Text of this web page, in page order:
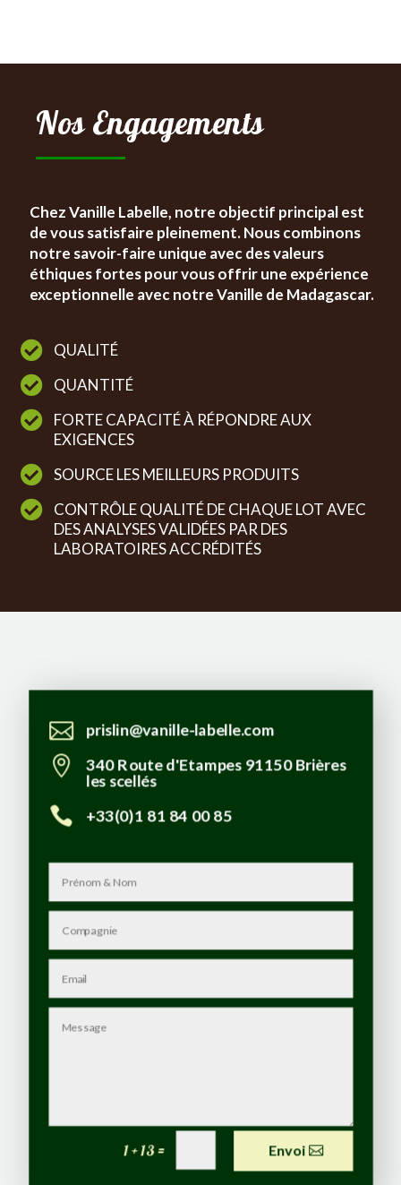
Nos Engagements
Chez Vanille Labelle, notre objectif principal est
de vous satisfaire pleinement. Nous combinons
notre savoir-faire unique avec des valeurs
éthiques fortes pour vous offrir une expérience
exceptionnelle avec notre Vanille de Madagascar.
 QUALITÉ
 QUANTITÉ

FORTE CAPACITÉ À RÉPONDRE AUX
EXIGENCES
 SOURCE LES MEILLEURS PRODUITS

CONTRÔLE QUALITÉ DE CHAQUE LOT AVEC
DES ANALYSES VALIDÉES PAR DES
LABORATOIRES ACCRÉDITÉS
 prislin@vanille-labelle.com
 340 Route d'Etampes 91150 Brières
les scellés
 +33(0)1 81 84 00 85
1 + 13= Envoi